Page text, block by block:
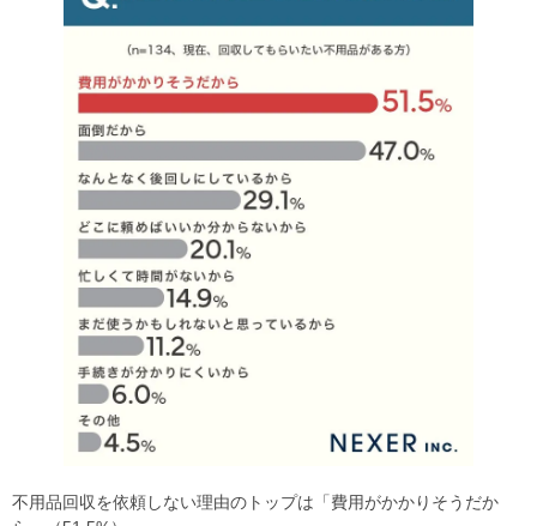
不用品回収を依頼しない理由のトップは「費用がかかりそうだか